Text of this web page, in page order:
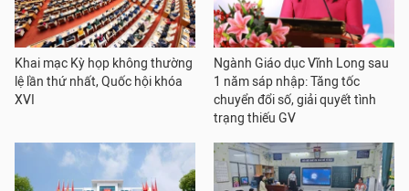
Khai mạc Kỳ họp không thường
lệ lần thứ nhất, Quốc hội khóa
XVI
Ngành Giáo dục Vĩnh Long sau
1 năm sáp nhập: Tăng tốc
chuyển đổi số, giải quyết tình
trạng thiếu GV